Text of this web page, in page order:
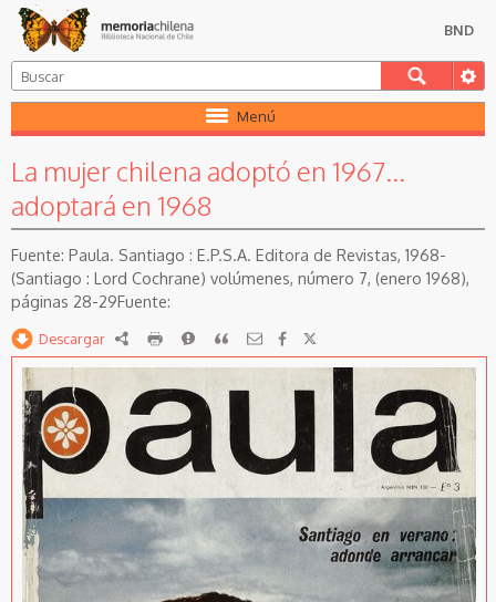
BND
Menú
La mujer chilena adoptó en 1967...
adoptará en 1968
Paula. Santiago : E.P.S.A. Editora de Revistas, 1968-
(Santiago : Lord Cochrane) volúmenes, número 7, (enero 1968),
páginas 28-29
Descargar RDF imprimirReportarCitar